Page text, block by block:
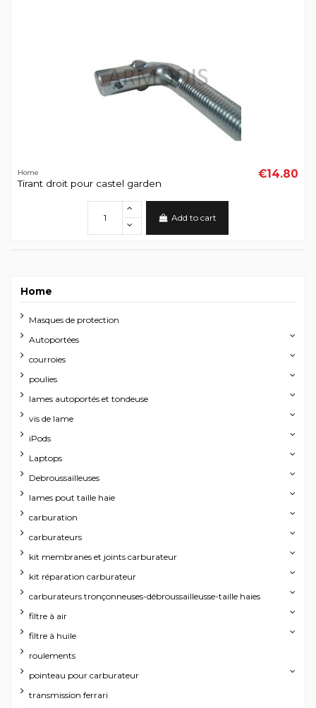
Home
Tirant droit pour castel garden
€14.80
Add to cart
Home
Masques de protection
Autoportées
courroies
poulies
lames autoportés et tondeuse
vis de lame
iPods
Laptops
Debroussailleuses
lames pout taille haie
carburation
carburateurs
kit membranes et joints carburateur
kit réparation carburateur
carburateurs tronçonneuses-débroussailleusse-taille haies
filtre à air
filtre à huile
roulements
pointeau pour carburateur
transmission ferrari